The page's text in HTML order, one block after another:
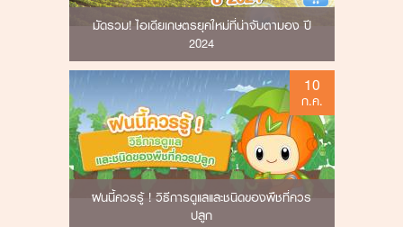
สนใจสมัครตำแหน่งงานนี้
มัดรวม! ไอเดียเกษตรยุคใหม่ที่น่าจับตามอง ปี
2024
10
ก.ค.
ฝนนี้ควรรู้ ! วิธีการดูแลและชนิดของพืชที่ควร
ปลูก